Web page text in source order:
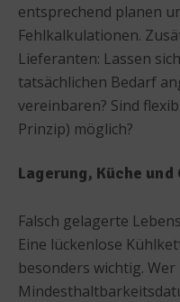
entsprechend planen
Fehlkalkulationen.
Lieferanten: Lassen
tatsächlichen Bedarf
vereinbaren? Sind
Prinzip) möglich?
Lagerung, Küche
Falsch gelagerte
Eine lückenlose
besonders wichtig.